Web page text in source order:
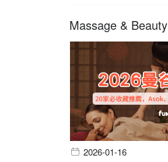
Massage & Beauty
2026-01-16